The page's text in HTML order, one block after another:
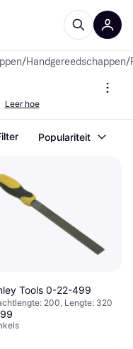
/Handgereedschappen/
Leer hoe
Populariteit
Tools 0-22-499
200, Lengte: 320